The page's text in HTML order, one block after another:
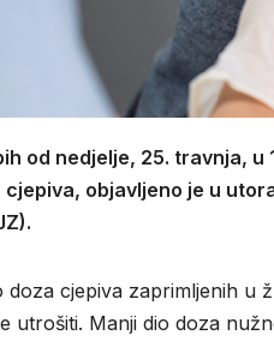
od nedjelje, 25. travnja,
cjepiva, objavljeno je u
cjepiva zaprimljenih u
utrošiti. Manji dio doza